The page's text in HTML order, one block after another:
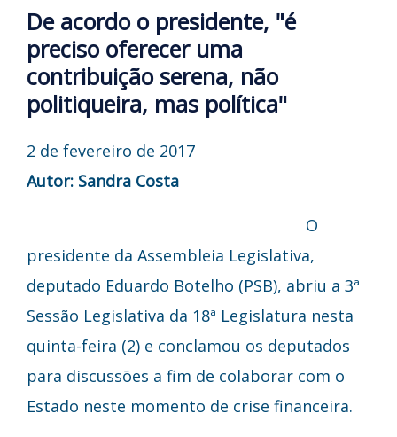
De acordo o presidente, "é
preciso oferecer uma
contribuição serena, não
politiqueira, mas política"
2 de fevereiro de 2017
Autor: Sandra Costa
O
presidente da Assembleia Legislativa,
deputado Eduardo Botelho (PSB), abriu a 3ª
Sessão Legislativa da 18ª Legislatura nesta
quinta-feira (2) e conclamou os deputados
para discussões a fim de colaborar com o
Estado neste momento de crise financeira.